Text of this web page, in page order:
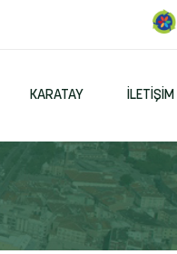
KARATAY İLETIŞIM